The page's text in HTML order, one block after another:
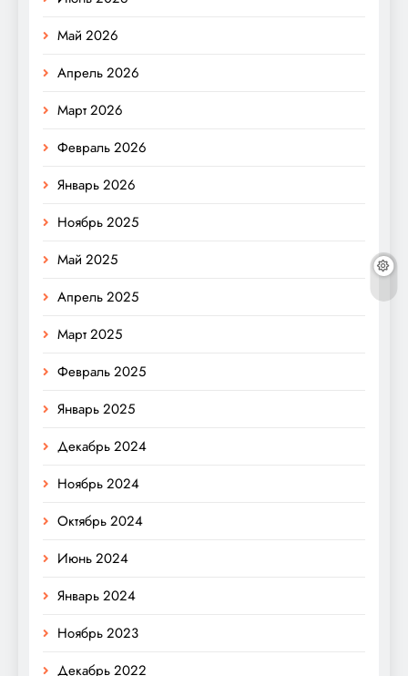
Май 2026
Апрель 2026
Март 2026
Февраль 2026
Январь 2026
Ноябрь 2025
Май 2025
Апрель 2025
Март 2025
Февраль 2025
Январь 2025
Декабрь 2024
Ноябрь 2024
Октябрь 2024
Июнь 2024
Январь 2024
Ноябрь 2023
Декабрь 2022